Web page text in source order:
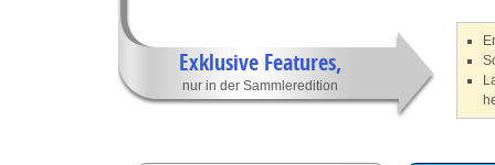
Exklusive Features,
nur in der Sammleredition